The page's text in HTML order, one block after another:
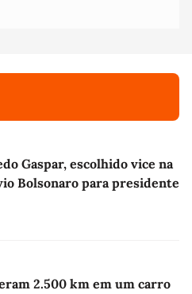
Gaspar, escolhido vice na
Bolsonaro para presidente
2.500 km em um carro